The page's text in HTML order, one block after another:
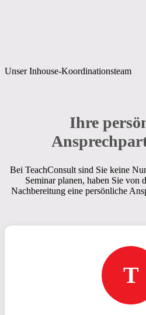
Unser Inhouse-Koordinationsteam
Ihre
Bei TeachConsult sind Sie keine
Seminar planen, haben Sie von
Nachbereitung eine persönliche
T